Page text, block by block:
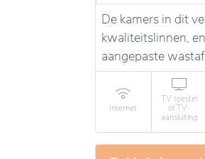
De kamers in dit
kwaliteitslinnen,
aangepaste
Internet
TV toestel
of TV-
aansluiting